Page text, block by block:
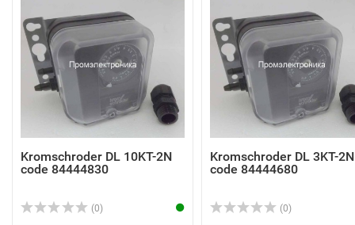
Kromschroder DL 10KT-2N
code 84444830
(0)
Kromschroder DL 3KT-2N
code 84444680
(0)